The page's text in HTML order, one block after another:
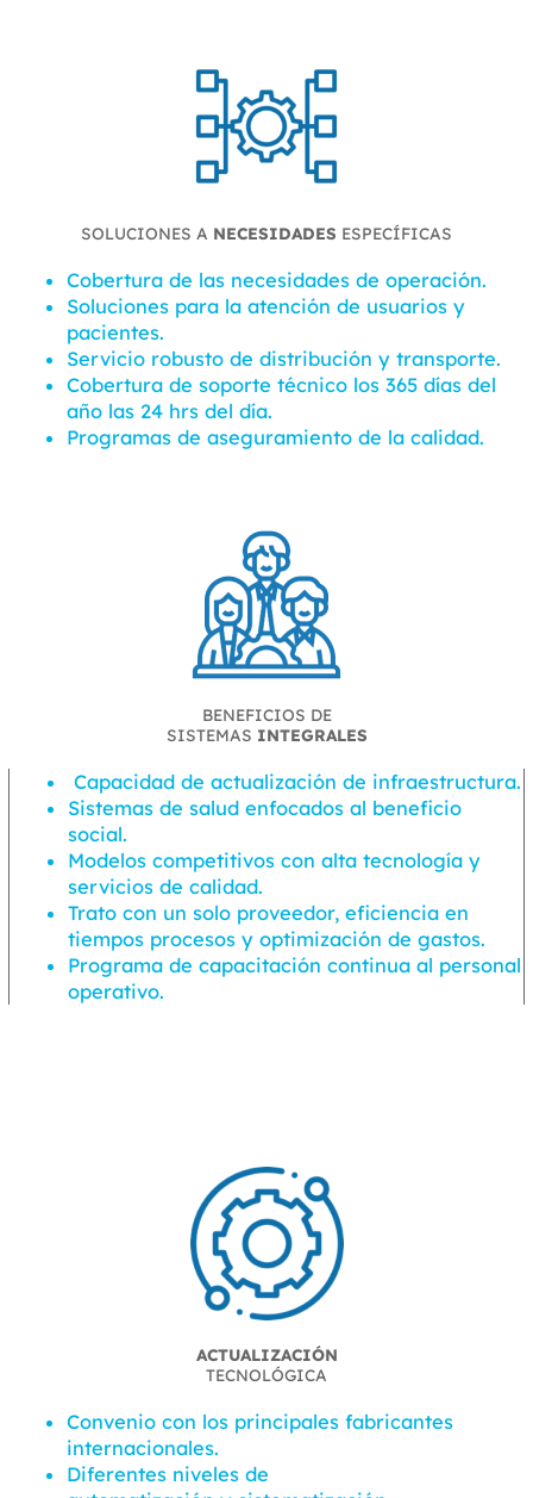
SOLUCIONES A NECESIDADES ESPECÍFICAS
Cobertura de las necesidades de operación.
Soluciones para la atención de usuarios y
pacientes.
Servicio robusto de distribución y transporte.
Cobertura de soporte técnico los 365 días del
año las 24 hrs del día.
Programas de aseguramiento de la calidad.
BENEFICIOS DE
SISTEMAS INTEGRALES
Capacidad de actualización de infraestructura.
Sistemas de salud enfocados al beneficio
social.
Modelos competitivos con alta tecnología y
servicios de calidad.
Trato con un solo proveedor, eficiencia en
tiempos procesos y optimización de gastos.
Programa de capacitación continua al personal
operativo.
ACTUALIZACIÓN
TECNOLÓGICA
Convenio con los principales fabricantes
internacionales.
Diferentes niveles de